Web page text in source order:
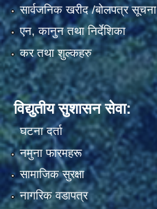
सार्वजनिक खरीद /बोलपत्र सूचना
एन, कानुन तथा निर्देशिका
कर तथा शुल्कहरु
विद्युतीय सुशासन सेवा:
घटना दर्ता
नमुना फारमहरू
सामाजिक सुरक्षा
नागरिक वडापत्र